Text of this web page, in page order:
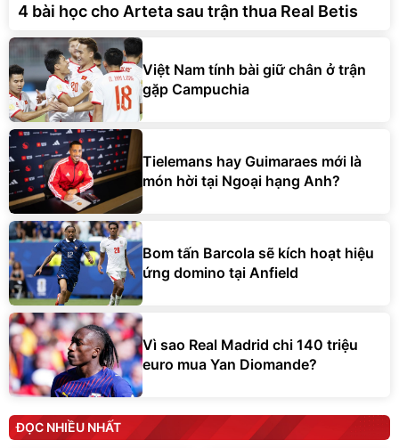
4 bài học cho Arteta sau trận thua Real Betis
Việt Nam tính bài giữ chân ở trận
gặp Campuchia
Tielemans hay Guimaraes mới là
món hời tại Ngoại hạng Anh?
Bom tấn Barcola sẽ kích hoạt hiệu
ứng domino tại Anfield
Vì sao Real Madrid chi 140 triệu
euro mua Yan Diomande?
ĐỌC NHIỀU NHẤT